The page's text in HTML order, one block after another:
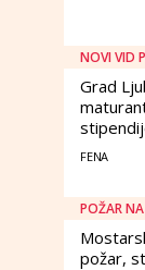
NOVI VID
Grad
FENA
POŽAR
požar,